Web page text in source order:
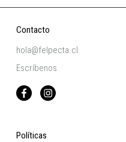
Contacto
hola@felpecta.cl
Escríbenos
Políticas